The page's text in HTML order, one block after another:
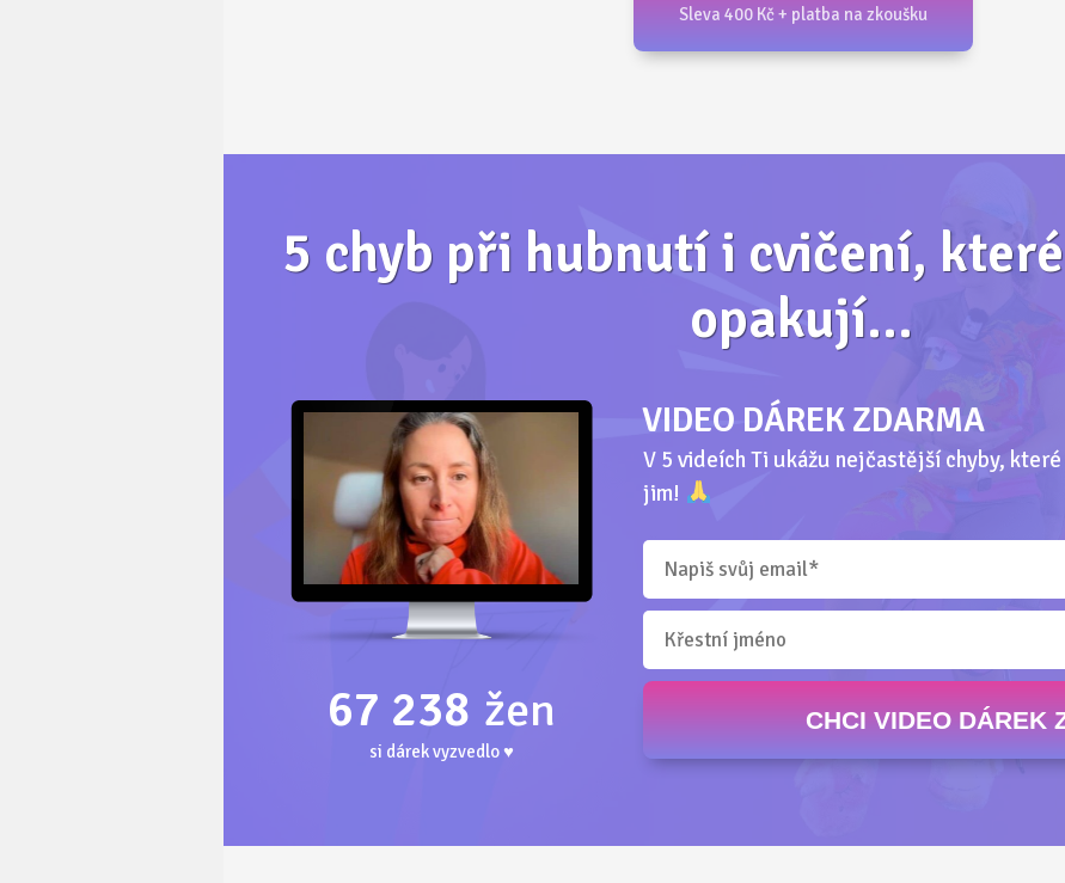
Sleva 400 Kč + platba na zkoušku
5 chyb při hubnutí i cvičení,
opakují...
67 238 žen
si dárek vyzvedlo ♥
VIDEO DÁREK ZDARMA
V 5 videích Ti ukážu nejčastější chyby,
jim!
CHCI VIDEO DÁREK